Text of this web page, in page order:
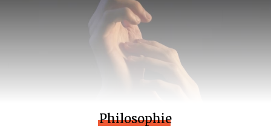
Philosophie